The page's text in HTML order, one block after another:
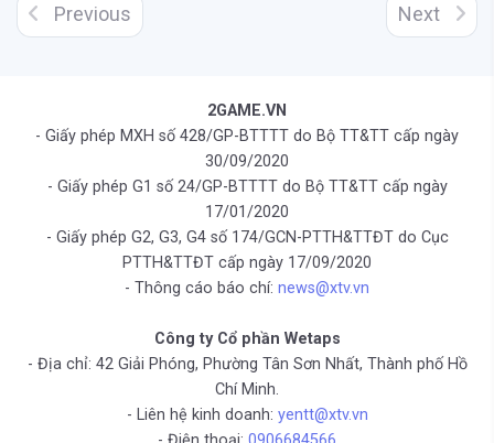
Previous Next
2GAME.VN
- Giấy phép MXH số 428/GP-BTTTT do Bộ TT&TT cấp ngày
30/09/2020
- Giấy phép G1 số 24/GP-BTTTT do Bộ TT&TT cấp ngày
17/01/2020
- Giấy phép G2, G3, G4 số 174/GCN-PTTH&TTĐT do Cục
PTTH&TTĐT cấp ngày 17/09/2020
- Thông cáo báo chí: news@xtv.vn
Công ty Cổ phần Wetaps
- Địa chỉ: 42 Giải Phóng, Phường Tân Sơn Nhất, Thành phố Hồ
Chí Minh.
- Liên hệ kinh doanh: yentt@xtv.vn